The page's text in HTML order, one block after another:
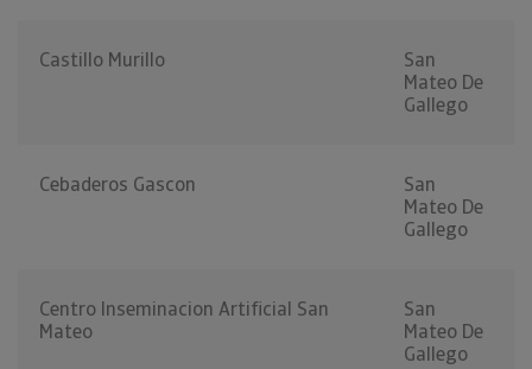
Castillo Murillo
San
Mateo De
Gallego
Cebaderos Gascon
San
Mateo De
Gallego
Centro Inseminacion Artificial San
Mateo
San
Mateo De
Gallego